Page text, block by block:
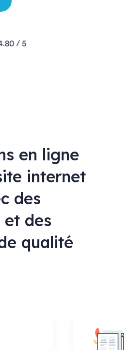
en ligne
internet
des
des
qualité